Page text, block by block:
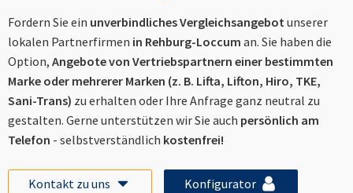
Fordern Sie ein unverbindliches Vergleichsangebotunserer
lokalen Partnerfirmen in Rehburg-Loccum an. Sie haben die
Option, Angebote von Vertriebspartnern einer bestimmten
Marke oder mehrerer Marken (z. B. Lifta, Lifton, Hiro, TKE,
Sani-Trans) zu erhalten oder Ihre Anfrage ganz neutral zu
gestalten. Gerne unterstützen wir Sie auch persönlich am
Telefon - selbstverständlich kostenfrei!
Kontakt zu uns Konfigurator